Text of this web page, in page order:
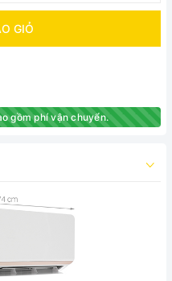
GIỎ
gồm phí vận chuyển.